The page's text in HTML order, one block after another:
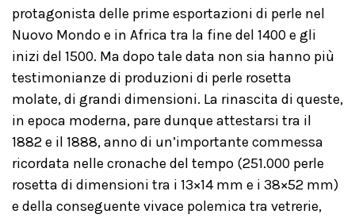
protagonista delle prime esportazioni di perle nel
Nuovo Mondo e in Africa tra la fine del 1400 e gli
inizi del 1500. Ma dopo tale data non sia hanno più
testimonianze di produzioni di perle rosetta
molate, di grandi dimensioni. La rinascita di queste,
in epoca moderna, pare dunque attestarsi tra il
1882 e il 1888, anno di un’importante commessa
ricordata nelle cronache del tempo (251.000 perle
rosetta di dimensioni tra i 13×14 mm e i 38×52 mm)
e della conseguente vivace polemica tra vetrerie,